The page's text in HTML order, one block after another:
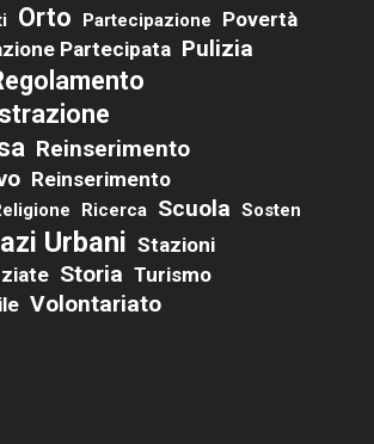
Orto Partecipazione
Povertà
Partecipata Pulizia
Reinserimento
Reinserimento
Ricerca Scuola Sosten
Urbani Stazioni
Storia Turismo
Volontariato